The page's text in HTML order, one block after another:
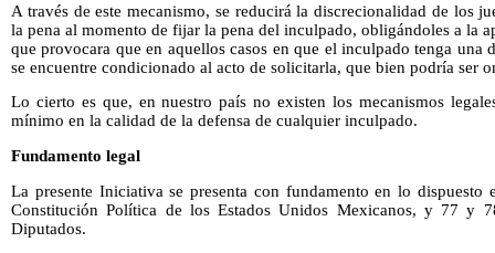
A través de este mecanismo, se reducirá la discrecionalidad de los
la pena al momento de fijar la pena del inculpado, obligándoles a la
que provocara que en aquellos casos en que el inculpado tenga una
se encuentre condicionado al acto de solicitarla, que bien podría ser
Lo cierto es que, en nuestro país no existen los mecanismos
mínimo en la calidad de la defensa de cualquier inculpado.
Fundamento legal
La presente Iniciativa se presenta con fundamento en lo
Constitución Política de los Estados Unidos Mexicanos, y 77 y
Diputados.